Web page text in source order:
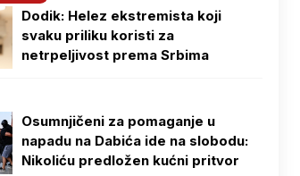
Dodik: Helez ekstremista koji
svaku priliku koristi za
netrpeljivost prema Srbima
Osumnjičeni za pomaganje u
napadu na Dabića ide na slobodu:
Nikoliću predložen kućni pritvor